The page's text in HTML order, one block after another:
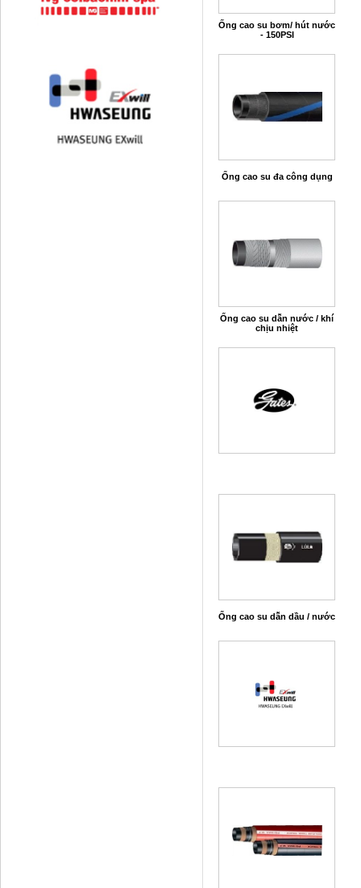
Ống cao su bơm/ hút nước
- 150PSI
Ống cao su đa công dụng
Ống cao su dẫn nước / khí
chịu nhiệt
Ống cao su dẫn dầu / nước